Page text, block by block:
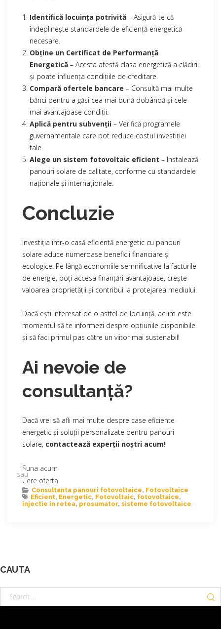
Identifică locuința potrivită – Asigură-te că
îndeplinește standardele de eficiență energetică
necesare.
Obține un Certificat de Performanță
Energetică – Acesta atestă clasa energetică a clădirii
și poate influența condițiile de creditare.
Compară ofertele bancare – Consultă mai multe
bănci pentru a găsi cea mai bună dobândă și cele
mai avantajoase condiții.
Aplică pentru subvenții – Verifică programele
guvernamentale care pot reduce costul investiției
tale.
Alege un sistem fotovoltaic eficient – Instalează
panouri solare de calitate, conforme cu standardele
naționale și internaționale.
Concluzie
Investiția într-o casă eficientă energetic cu panouri
solare aduce numeroase beneficii financiare și
ecologice. Pe lângă economiile semnificative la facturile
de energie, poți accesa finanțări avantajoase, crește
valoarea proprietății și contribui la protejarea mediului.
Dacă ești interesat de o astfel de locuință, acum este
momentul să te informezi despre opțiunile disponibile
și să faci primul pas către un viitor mai sustenabil!
Ai nevoie de
consultanță?
Dacă vrei să afli mai multe despre case eficiente
energetic și soluții personalizate pentru panouri
solare, contactează experții noștri acum!
Suna acum
sau
Cere oferta
Consultanta panouri fotovoltaice, Fotovoltaice
Eficient, Energetic, Fotovoltaic, fotovoltaice,
injectie in retea, prosumator, sisteme fotovoltaice
CAUTA